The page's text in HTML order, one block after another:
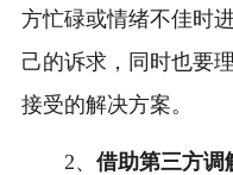
方忙碌或情绪不佳时
己的诉求，同时也要
接受的解决方案。
2、 借助第三方调